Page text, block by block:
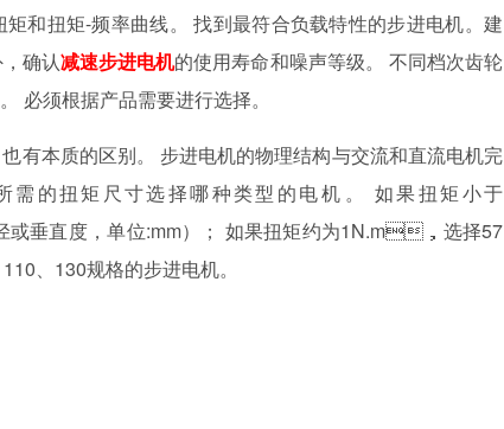
扭矩-频率曲线。 找到最符合负载特性的步进电机。建
，确认减速步进电机的使用寿命和噪声等级。 不同档次齿轮
须根据产品需要进行选择。
也有本质的区别。 步进电机的物理结构与交流和直流电机完
的扭矩尺寸选择哪种类型的电机。 如果扭矩小于
或垂直度，单位:mm）； 如果扭矩约为1N.m，选择57
、130规格的步进电机。